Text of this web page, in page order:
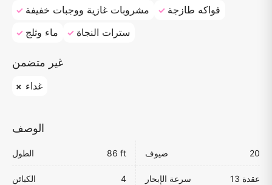
مشروبات غازية ووجبات خفيفة
فواكه طازجة
ماء وثلج
سترات النجاة
غير متضمن
غداء
الوصف
الطول 86 ft ضيوف 20
الكبائن 4 سرعة الإبحار 13 عقدة